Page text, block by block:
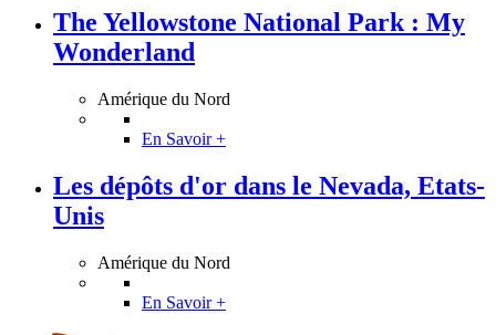
The Yellowstone National Park : My
Wonderland
Amérique du Nord
En Savoir +
Les dépôts d'or dans le Nevada, Etats-
Unis
Amérique du Nord
En Savoir +